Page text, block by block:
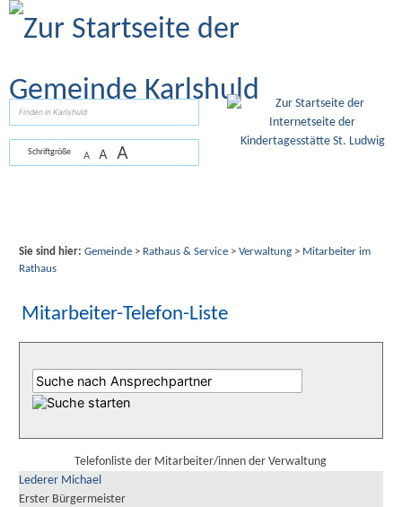
Zum Inhalt
Schriftgröße A A A
Sie sind hier: Gemeinde> Rathaus & Service> Verwaltung> Mitarbeiter im
Rathaus
Mitarbeiter-Telefon-Liste
Telefonliste der Mitarbeiter/innen der Verwaltung
Lederer Michael
Erster Bürgermeister